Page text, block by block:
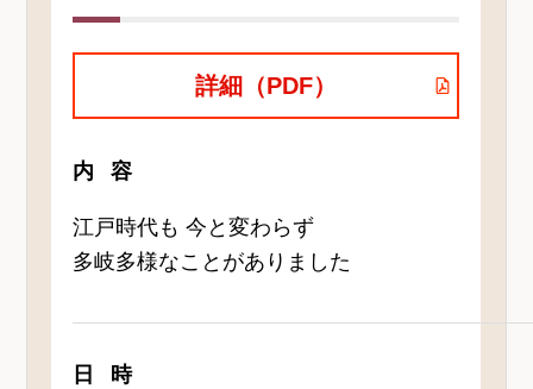
詳細（PDF）
内容
江戸時代も 今と変わらず
多岐多様なことがありました
日時